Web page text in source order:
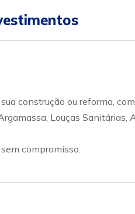
construção ou reforma,
Louças Sanitárias,
compromisso.